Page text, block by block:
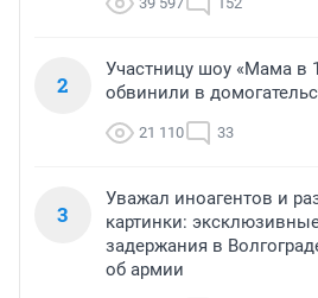
2
Участницу шоу «Мама в
обвинили в
21 110 33
3
Уважал иноагентов и
картинки:
задержания в
об армии